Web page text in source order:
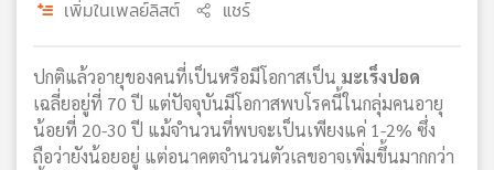
เพิ่มในเพลย์ลิสต์ แชร์
ปกติแล้วอายุของคนที่เป็นหรือมีโอกาสเป็น มะเร็งปอด
เฉลี่ยอยู่ที่ 70 ปี แต่ปัจจุบันมีโอกาสพบโรคนี้ในกลุ่มคนอายุ
น้อยที่ 20-30 ปี แม้จำนวนที่พบจะเป็นเพียงแค่ 1-2% ซึ่ง
ถือว่ายังน้อยอยู่ แต่อนาคตจำนวนตัวเลขอาจเพิ่มขึ้นมากกว่า